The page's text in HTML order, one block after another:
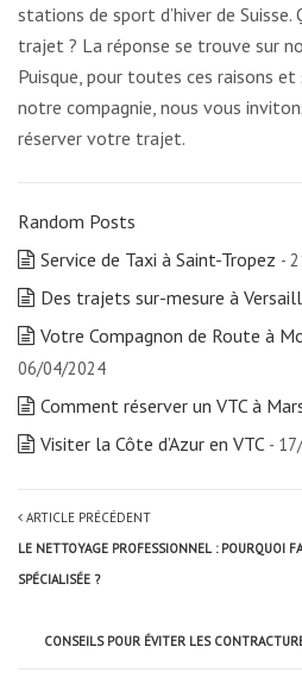
stations de sport d’hiver de
trajet ? La réponse se trouve sur
Puisque, pour toutes ces raisons
notre compagnie, nous vous
réserver votre trajet.
Random Posts
Service de Taxi à Saint-Tropez -
Des trajets sur-mesure à
Votre Compagnon de Route à
06/04/2024
Comment réserver un VTC à
Visiter la Côte d’Azur en VTC -
ARTICLE PRÉCÉDENT
LE NETTOYAGE PROFESSIONNEL : POURQUOI
SPÉCIALISÉE ?
CONSEILS POUR ÉVITER LES